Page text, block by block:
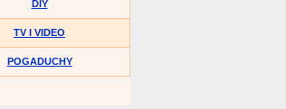
DIY
TV I VIDEO
POGADUCHY